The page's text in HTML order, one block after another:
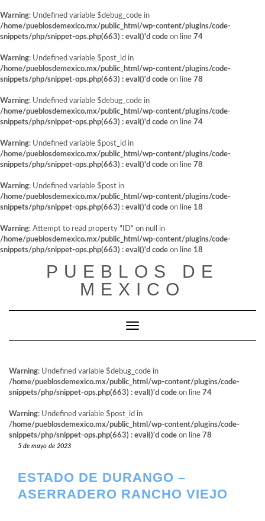
Warning: Undefined variable $debug_code in
/home/pueblosdemexico.mx/public_html/wp-content/plugins/code-
snippets/php/snippet-ops.php(663) : eval()'d code on line 74
Warning: Undefined variable $post_id in
/home/pueblosdemexico.mx/public_html/wp-content/plugins/code-
snippets/php/snippet-ops.php(663) : eval()'d code on line 78
Warning: Undefined variable $debug_code in
/home/pueblosdemexico.mx/public_html/wp-content/plugins/code-
snippets/php/snippet-ops.php(663) : eval()'d code on line 74
Warning: Undefined variable $post_id in
/home/pueblosdemexico.mx/public_html/wp-content/plugins/code-
snippets/php/snippet-ops.php(663) : eval()'d code on line 78
Warning: Undefined variable $post in
/home/pueblosdemexico.mx/public_html/wp-content/plugins/code-
snippets/php/snippet-ops.php(663) : eval()'d code on line 18
Warning: Attempt to read property "ID" on null in
/home/pueblosdemexico.mx/public_html/wp-content/plugins/code-
snippets/php/snippet-ops.php(663) : eval()'d code on line 18
PUEBLOS DE
MEXICO
Cambiar modo de navegación
Warning: Undefined variable $debug_code in
/home/pueblosdemexico.mx/public_html/wp-content/plugins/code-
snippets/php/snippet-ops.php(663) : eval()'d code on line 74
Warning: Undefined variable $post_id in
/home/pueblosdemexico.mx/public_html/wp-content/plugins/code-
snippets/php/snippet-ops.php(663) : eval()'d code on line 78
5 de mayo de 2023
ESTADO DE DURANGO –
ASERRADERO RANCHO VIEJO